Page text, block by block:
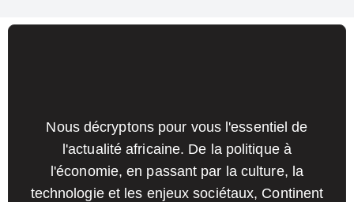
Nous décryptons pour vous l'essentiel de
l'actualité africaine. De la politique à
l'économie, en passant par la culture, la
technologie et les enjeux sociétaux, Continent